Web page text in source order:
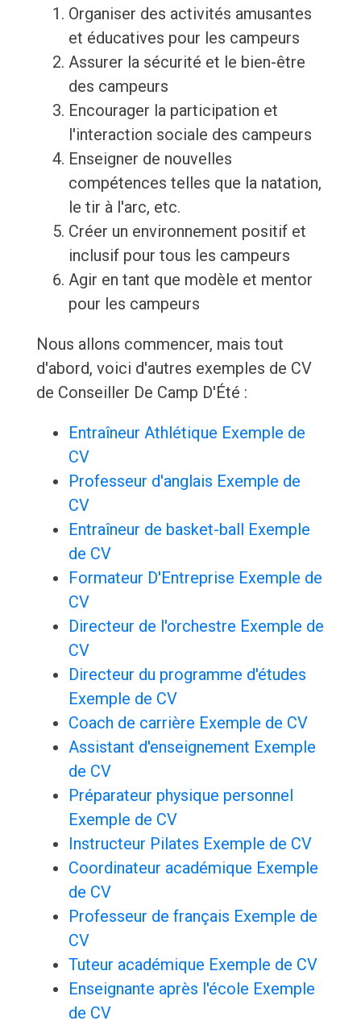
Organiser des activités amusantes
et éducatives pour les campeurs
Assurer la sécurité et le bien-être
des campeurs
Encourager la participation et
l'interaction sociale des campeurs
Enseigner de nouvelles
compétences telles que la natation,
le tir à l'arc, etc.
Créer un environnement positif et
inclusif pour tous les campeurs
Agir en tant que modèle et mentor
pour les campeurs
Nous allons commencer, mais tout
d'abord, voici d'autres exemples de CV
de Conseiller De Camp D'Été :
Entraîneur Athlétique Exemple de
CV
Professeur d'anglais Exemple de
CV
Entraîneur de basket-ball Exemple
de CV
Formateur D'Entreprise Exemple de
CV
Directeur de l'orchestre Exemple de
CV
Directeur du programme d'études
Exemple de CV
Coach de carrière Exemple de CV
Assistant d'enseignement Exemple
de CV
Préparateur physique personnel
Exemple de CV
Instructeur Pilates Exemple de CV
Coordinateur académique Exemple
de CV
Professeur de français Exemple de
CV
Tuteur académique Exemple de CV
Enseignante après l'école Exemple
de CV